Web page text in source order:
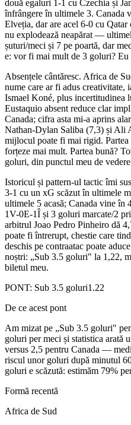
două egaluri 1-1 cu Czechia și
înfrângere în ultimele 3. Canada
Elveția, dar are acel 6-0 cu
nu explodează neapărat —
șuturi/meci și 7 pe poartă, dar
e: vor fi mai mult de 3 goluri?
Absențele cântăresc. Africa de
nume care ar fi adus creativitate,
Ismael Koné, plus incertitudinea
Eustaquio absent reduce clar
Canada; cifra asta mi-a aprins
Nathan‑Dylan Saliba (7,3) și Ali
mijlocul poate fi mai rigid. Partea
forțeze mai mult. Partea bună?
goluri, din punctul meu de
Istoricul și pattern-ul tactic îmi
3-1 cu un xG scăzut în ultimele
ultimele 5 acasă; Canada vine în
1V-0E-1Î și 3 goluri marcate/2
arbitrul Joao Pedro Pinheiro dă
poate fi întrerupt, chestie care
deschis pe contraatac poate
noștri: „Sub 3.5 goluri" la 1,22,
biletul meu.
PONT: Sub 3.5 goluri1.22
De ce acest pont
Am mizat pe „Sub 3.5 goluri"
goluri per meci și statistica arată
versus 2,5 pentru Canada —
riscul unor goluri după minutul
goluri e scăzută: estimăm 79%
Formă recentă
Africa de Sud